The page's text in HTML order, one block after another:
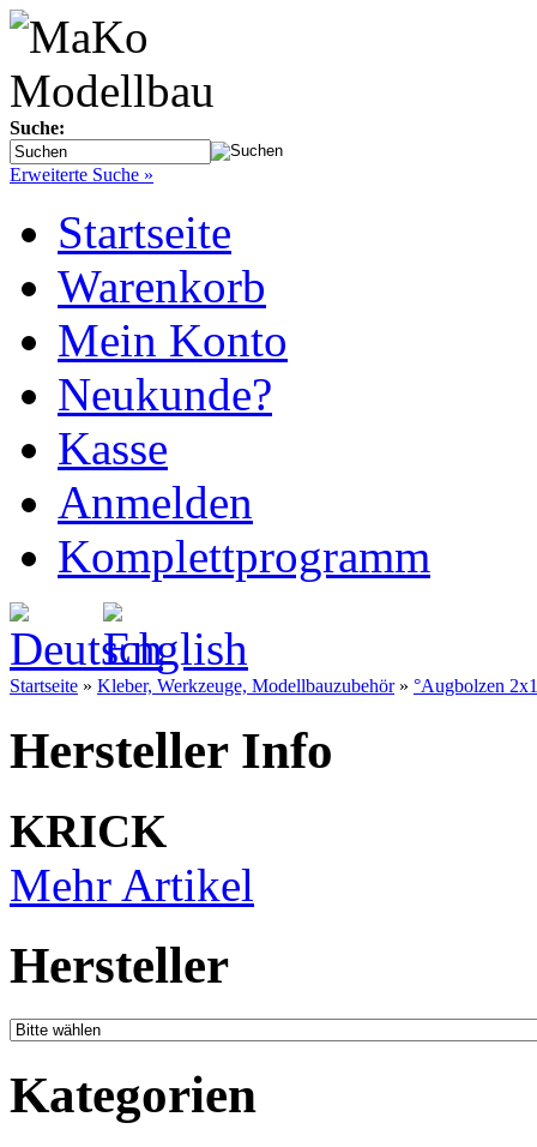
Suche:
Erweiterte Suche »
Startseite
Warenkorb
Mein Konto
Neukunde?
Kasse
Anmelden
Komplettprogramm
Startseite » Kleber, Werkzeuge, Modellbauzubehör» °Augbolzen
Hersteller Info
KRICK
Mehr Artikel
Hersteller
Kategorien